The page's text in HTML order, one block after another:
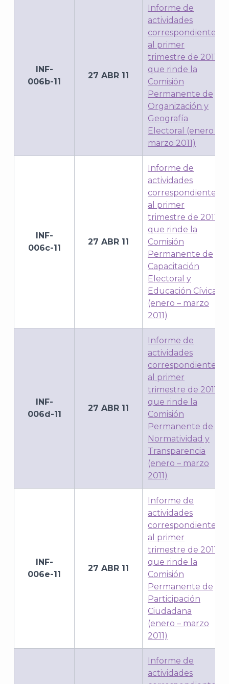
INF-
006b-11
27 ABR 11
Informe de
actividades
correspondientes
al primer
trimestre de 2011,
que rinde la
Comisión
Permanente de
Organización y
Geografía
Electoral (enero –
marzo 2011)
INF-
006c-11
27 ABR 11
Informe de
actividades
correspondientes
al primer
trimestre de 2011,
que rinde la
Comisión
Permanente de
Capacitación
Electoral y
Educación Cívica
(enero – marzo
2011)
INF-
006d-11
27 ABR 11
Informe de
actividades
correspondientes
al primer
trimestre de 2011,
que rinde la
Comisión
Permanente de
Normatividad y
Transparencia
(enero – marzo
2011)
INF-
006e-11
27 ABR 11
Informe de
actividades
correspondientes
al primer
trimestre de 2011,
que rinde la
Comisión
Permanente de
Participación
Ciudadana
(enero – marzo
2011)
Informe de
actividades